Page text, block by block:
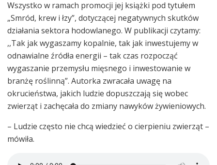
Wszystko w ramach promocji jej książki pod tytułem
„Smród, krew i łzy”, dotyczącej negatywnych skutków
działania sektora hodowlanego. W publikacji czytamy:
,,Tak jak wygaszamy kopalnie, tak jak inwestujemy w
odnawialne źródła energii – tak czas rozpocząć
wygaszanie przemysłu mięsnego i inwestowanie w
branżę roślinną”. Autorka zwracała uwagę na
okrucieństwa, jakich ludzie dopuszczają się wobec
zwierząt i zachęcała do zmiany nawyków żywieniowych.
– Ludzie często nie chcą wiedzieć o cierpieniu zwierząt –
mówiła.